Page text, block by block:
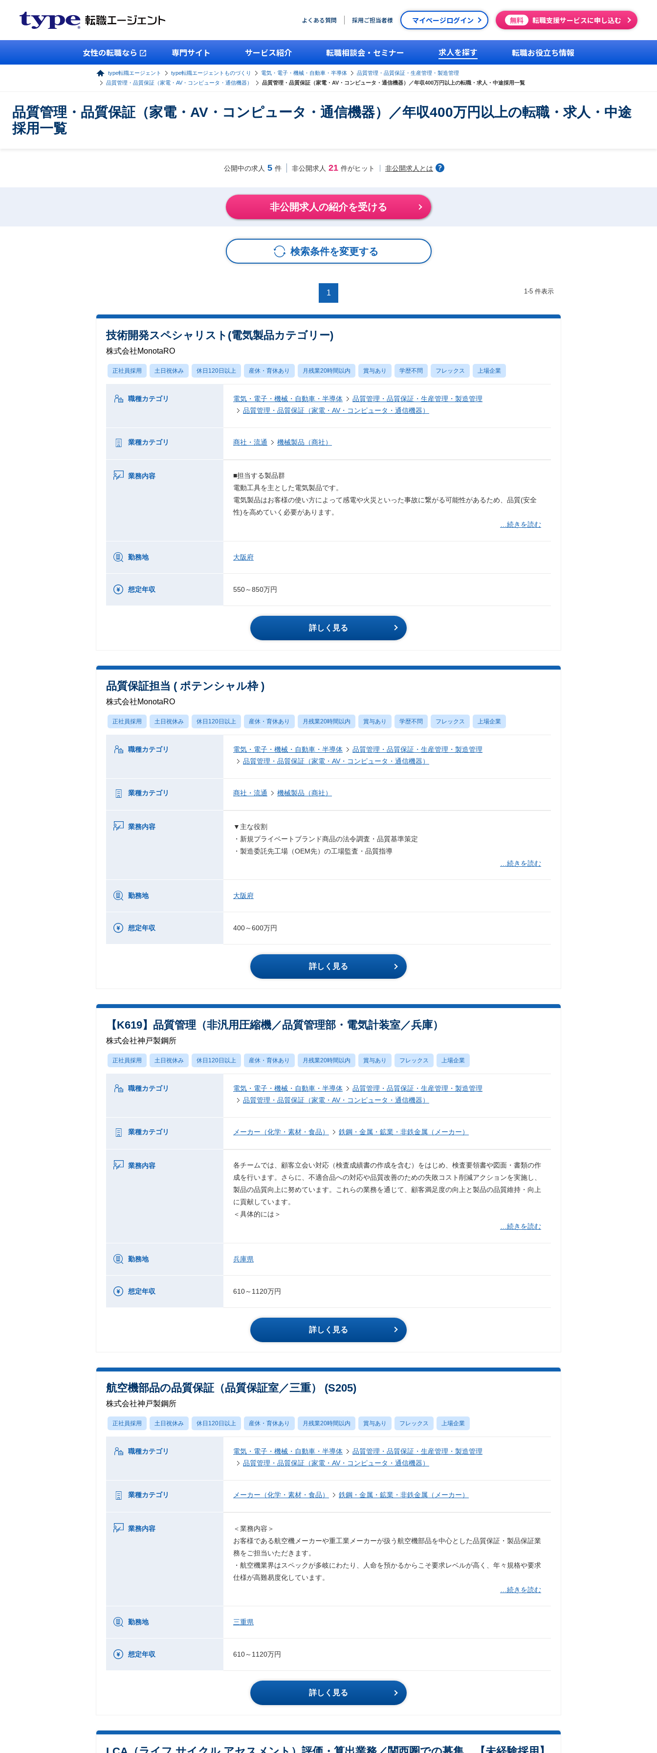
よくある質問 採用ご担当者様 マイページログイン 無料 転職支援サービスに申し込む
女性の転職なら 専門サイト サービス紹介 転職相談会・セミナー 求人を探す 転職お役立ち情報
type転職エージェント type転職エージェントものづくり 電気・電子・機械・自動車・半導体
品質管理・品質保証・生産管理・製造管理
品質管理・品質保証（家電・AV・コンピュータ・通信機器）
品質管理・品質保証（家電・AV・コンピュータ・通信機器）／年収400万円以上の転職・求人・中途採用一覧
品質管理・品質保証（家電・AV・コンピュータ・通信機器）／年収400万円以上の転職・求人・中途
採用一覧
公開中の求人 5 件 非公開求人 21 件がヒット 非公開求人とは
非公開求人の紹介を受ける
検索条件を変更する
1 1-5 件表示
技術開発スペシャリスト(電気製品カテゴリー)
株式会社MonotaRO
正社員採用 土日祝休み 休日120日以上 産休・育休あり 月残業20時間以内 賞与あり 学歴不問 フレックス 上場企業
職種カテゴリ 電気・電子・機械・自動車・半導体
品質管理・品質保証・生産管理・製造管理
品質管理・品質保証（家電・AV・コンピュータ・通信機器）
業種カテゴリ 商社・流通 機械製品（商社）
業務内容
■担当する製品群
電動工具を主とした電気製品です。
電気製品はお客様の使い方によって感電や火災といった事故に繋がる可能性があるため、品質(安全
性)を高めていく必要があります。
…続きを読む
勤務地 大阪府
想定年収 550～850万円
詳しく見る
品質保証担当 ( ポテンシャル枠 )
株式会社MonotaRO
正社員採用 土日祝休み 休日120日以上 産休・育休あり 月残業20時間以内 賞与あり 学歴不問 フレックス 上場企業
職種カテゴリ 電気・電子・機械・自動車・半導体
品質管理・品質保証・生産管理・製造管理
品質管理・品質保証（家電・AV・コンピュータ・通信機器）
業種カテゴリ 商社・流通 機械製品（商社）
業務内容
▼主な役割
・新規プライベートブランド商品の法令調査・品質基準策定
・製造委託先工場（OEM先）の工場監査・品質指導
…続きを読む
勤務地 大阪府
想定年収 400～600万円
詳しく見る
【K619】品質管理（非汎用圧縮機／品質管理部・電気計装室／兵庫）
株式会社神戸製鋼所
正社員採用 土日祝休み 休日120日以上 産休・育休あり 月残業20時間以内 賞与あり フレックス 上場企業
職種カテゴリ 電気・電子・機械・自動車・半導体
品質管理・品質保証・生産管理・製造管理
品質管理・品質保証（家電・AV・コンピュータ・通信機器）
業種カテゴリ メーカー（化学・素材・食品） 鉄鋼・金属・鉱業・非鉄金属（メーカー）
業務内容
各チームでは、顧客立会い対応（検査成績書の作成を含む）をはじめ、検査要領書や図面・書類の作
成を行います。さらに、不適合品への対応や品質改善のための失敗コスト削減アクションを実施し、
製品の品質向上に努めています。これらの業務を通じて、顧客満足度の向上と製品の品質維持・向上
に貢献しています。
＜具体的には＞
…続きを読む
勤務地 兵庫県
想定年収 610～1120万円
詳しく見る
航空機部品の品質保証（品質保証室／三重） (S205)
株式会社神戸製鋼所
正社員採用 土日祝休み 休日120日以上 産休・育休あり 月残業20時間以内 賞与あり フレックス 上場企業
職種カテゴリ 電気・電子・機械・自動車・半導体
品質管理・品質保証・生産管理・製造管理
品質管理・品質保証（家電・AV・コンピュータ・通信機器）
業種カテゴリ メーカー（化学・素材・食品） 鉄鋼・金属・鉱業・非鉄金属（メーカー）
業務内容
＜業務内容＞
お客様である航空機メーカーや重工業メーカーが扱う航空機部品を中心とした品質保証・製品保証業
務をご担当いただきます。
・航空機業界はスペックが多岐にわたり、人命を預かるからこそ要求レベルが高く、年々規格や要求
仕様が高難易度化しています。
…続きを読む
勤務地 三重県
想定年収 610～1120万円
詳しく見る